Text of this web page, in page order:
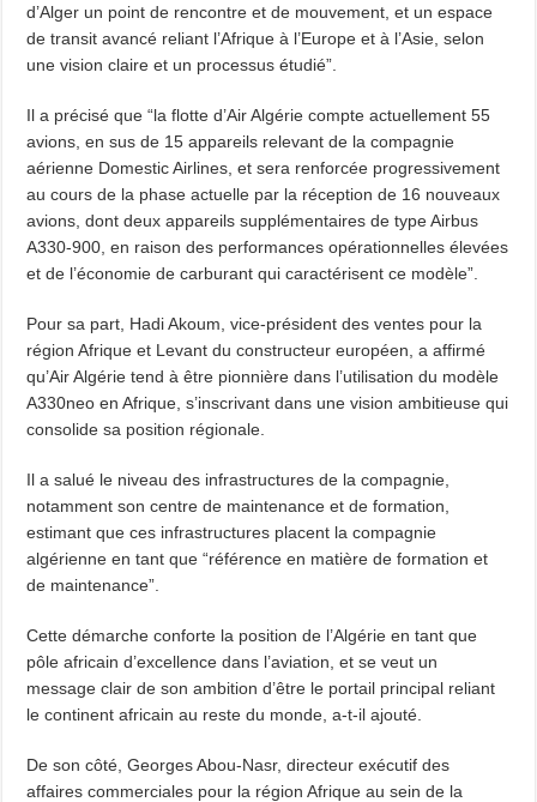
d’Alger un point de rencontre et de mouvement, et un espace
de transit avancé reliant l’Afrique à l’Europe et à l’Asie, selon
une vision claire et un processus étudié”.
Il a précisé que “la flotte d’Air Algérie compte actuellement 55
avions, en sus de 15 appareils relevant de la compagnie
aérienne Domestic Airlines, et sera renforcée progressivement
au cours de la phase actuelle par la réception de 16 nouveaux
avions, dont deux appareils supplémentaires de type Airbus
A330-900, en raison des performances opérationnelles élevées
et de l’économie de carburant qui caractérisent ce modèle”.
Pour sa part, Hadi Akoum, vice-président des ventes pour la
région Afrique et Levant du constructeur européen, a affirmé
qu’Air Algérie tend à être pionnière dans l’utilisation du modèle
A330neo en Afrique, s’inscrivant dans une vision ambitieuse qui
consolide sa position régionale.
Il a salué le niveau des infrastructures de la compagnie,
notamment son centre de maintenance et de formation,
estimant que ces infrastructures placent la compagnie
algérienne en tant que “référence en matière de formation et
de maintenance”.
Cette démarche conforte la position de l’Algérie en tant que
pôle africain d’excellence dans l’aviation, et se veut un
message clair de son ambition d’être le portail principal reliant
le continent africain au reste du monde, a-t-il ajouté.
De son côté, Georges Abou-Nasr, directeur exécutif des
affaires commerciales pour la région Afrique au sein de la